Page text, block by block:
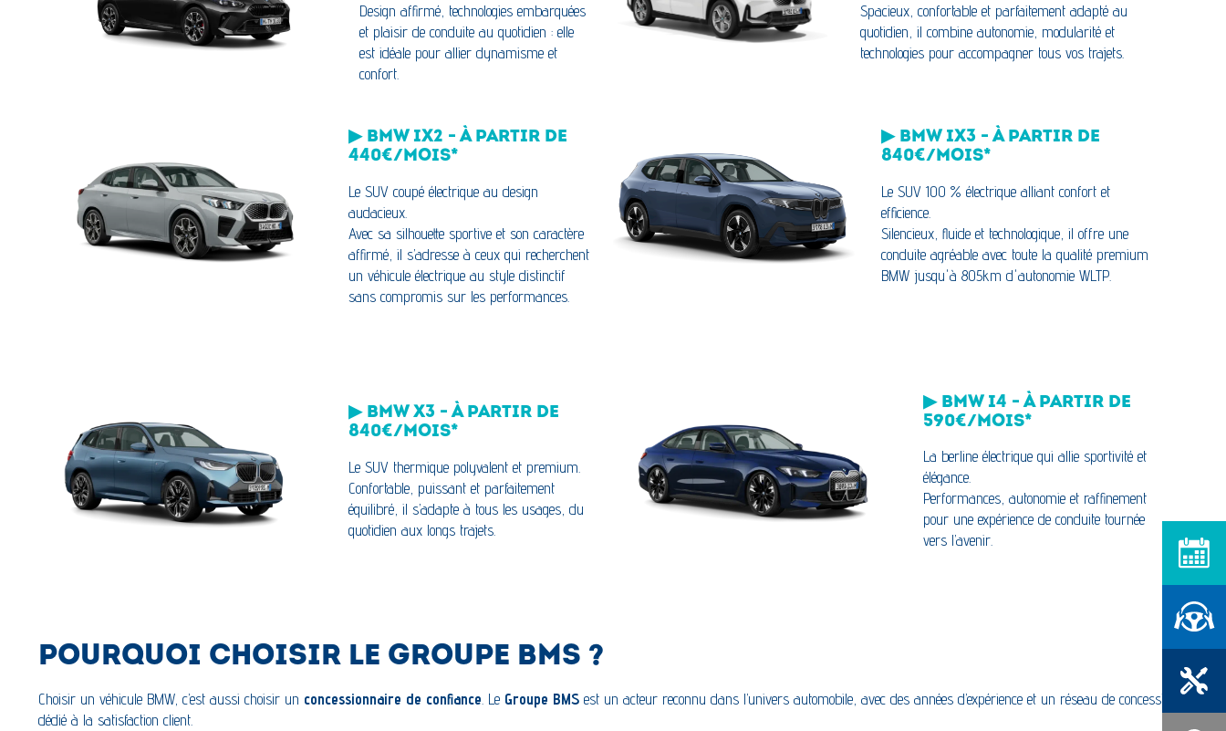
Design affirmé, technologies embarquées
et plaisir de conduite au quotidien : elle
est idéale pour allier dynamisme et
confort.
Spacieux, confortable et parfaitement adapté au
quotidien, il combine autonomie, modularité et
technologies pour accompagner tous vos trajets.
▶ BMW IX2 - À PARTIR DE
440€/MOIS*
Le SUV coupé électrique au design
audacieux.
Avec sa silhouette sportive et son caractère
affirmé, il s’adresse à ceux qui recherchent
un véhicule électrique au style distinctif
sans compromis sur les performances.
▶ BMW IX3 - À PARTIR DE
840€/MOIS*
Le SUV 100 % électrique alliant confort et
efficience.
Silencieux, fluide et technologique, il offre une
conduite agréable avec toute la qualité premium
BMW jusqu'à 805km d'autonomie WLTP.
▶ BMW X3 - À PARTIR DE
840€/MOIS*
Le SUV thermique polyvalent et premium.
Confortable, puissant et parfaitement
équilibré, il s’adapte à tous les usages, du
quotidien aux longs trajets.
▶ BMW I4 - À PARTIR DE
590€/MOIS*
La berline électrique qui allie sportivité et
élégance.
Performances, autonomie et raffinement
pour une expérience de conduite tournée
vers l’avenir.
POURQUOI CHOISIR LE GROUPE BMS ?
Choisir un véhicule BMW, c’est aussi choisir un concessionnaire de confiance. Le Groupe BMS est un acteur reconnu dans l’univers automobile, avec des années d’expérience et un réseau de concessions
dédié à la satisfaction client.
Prendre
Réserver
Prendre